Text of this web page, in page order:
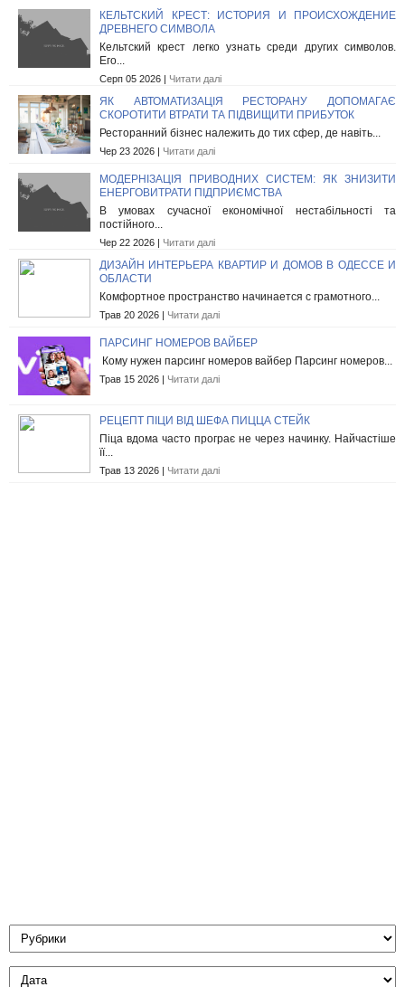
КЕЛЬТСКИЙ КРЕСТ: ИСТОРИЯ И ПРОИСХОЖДЕНИЕ
ДРЕВНЕГО СИМВОЛА
Кельтский крест легко узнать среди других символов.
Его...
Серп 05 2026 | Читати далі
ЯК АВТОМАТИЗАЦІЯ РЕСТОРАНУ ДОПОМАГАЄ
СКОРОТИТИ ВТРАТИ ТА ПІДВИЩИТИ ПРИБУТОК
Ресторанний бізнес належить до тих сфер, де навіть...
Чер 23 2026 | Читати далі
МОДЕРНІЗАЦІЯ ПРИВОДНИХ СИСТЕМ: ЯК ЗНИЗИТИ
ЕНЕРГОВИТРАТИ ПІДПРИЄМСТВА
В умовах сучасної економічної нестабільності та
постійного...
Чер 22 2026 | Читати далі
ДИЗАЙН ИНТЕРЬЕРА КВАРТИР И ДОМОВ В ОДЕССЕ И
ОБЛАСТИ
Комфортное пространство начинается с грамотного...
Трав 20 2026 | Читати далі
ПАРСИНГ НОМЕРОВ ВАЙБЕР
Кому нужен парсинг номеров вайбер Парсинг номеров...
Трав 15 2026 | Читати далі
РЕЦЕПТ ПІЦИ ВІД ШЕФА ПИЦЦА СТЕЙК
Піца вдома часто програє не через начинку. Найчастіше
її...
Трав 13 2026 | Читати далі